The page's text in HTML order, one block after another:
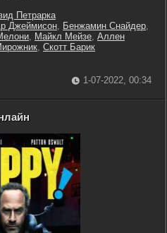
Петрарка
Джеймисон, Бенжамин Снайдер,
, Майкл Мейзе, Аллен
, Скотт Барик
1-07-2022, 00:34